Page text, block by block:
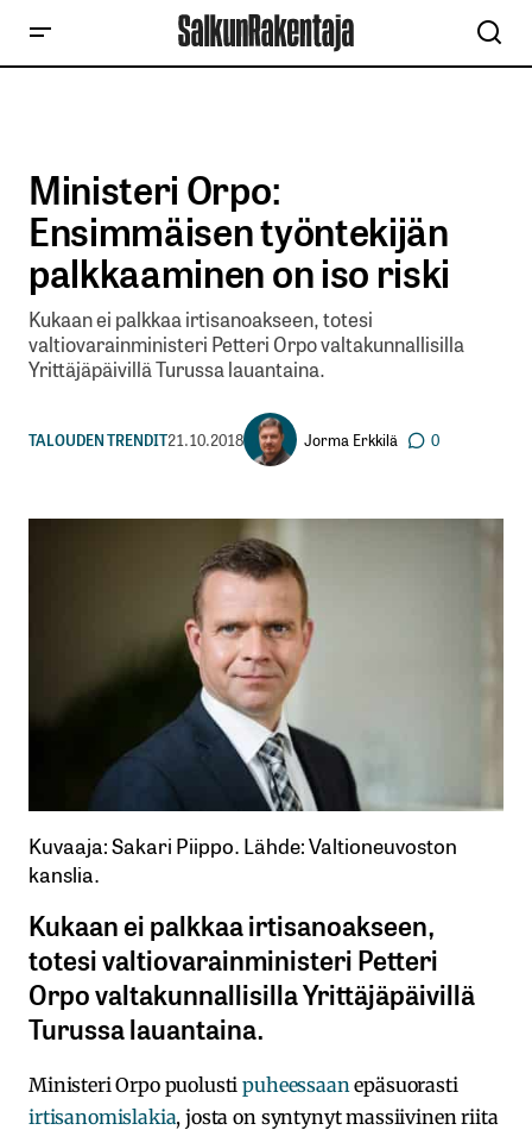
Ministeri Orpo:
Ensimmäisen työntekijän
palkkaaminen on iso riski
Kukaan ei palkkaa irtisanoakseen, totesi
valtiovarainministeri Petteri Orpo valtakunnallisilla
Yrittäjäpäivillä Turussa lauantaina.
TALOUDEN TRENDIT21.10.2018 Jorma Erkkilä 0
Kuvaaja: Sakari Piippo. Lähde: Valtioneuvoston
kanslia.
Kukaan ei palkkaa irtisanoakseen,
totesi valtiovarainministeri Petteri
Orpo valtakunnallisilla Yrittäjäpäivillä
Turussa lauantaina.
Ministeri Orpo puolustipuheessaan epäsuorasti
irtisanomislakia, josta on syntynyt massiivinen riita